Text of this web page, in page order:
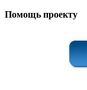
Помощь проекту